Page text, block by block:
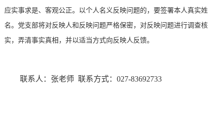
应实事求是、客观公正。以个人名义反映问题的，要签署本人真实姓
名。党支部将对反映人和反映问题严格保密，对反映问题进行调查核
实，弄清事实真相，并以适当方式向反映人反馈。
联系人：张老师 联系方式：027-83692733